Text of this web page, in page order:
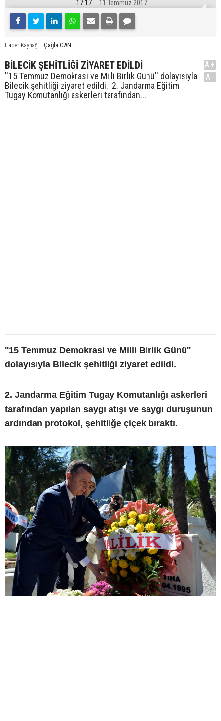
17:17 11 Temmuz 2017
Haber Kaynağı Çağla CAN
BİLECİK ŞEHİTLİĞİ ZİYARET EDİLDİ
''15 Temmuz Demokrasi ve Milli Birlik Günü'' dolayısıyla
Bilecik şehitliği ziyaret edildi. 2. Jandarma Eğitim
Tugay Komutanlığı askerleri tarafından...
A+
A-
''15 Temmuz Demokrasi ve Milli Birlik Günü''
dolayısıyla Bilecik şehitliği ziyaret edildi.
2. Jandarma Eğitim Tugay Komutanlığı askerleri
tarafından yapılan saygı atışı ve saygı duruşunun
ardından protokol, şehitliğe çiçek bıraktı.